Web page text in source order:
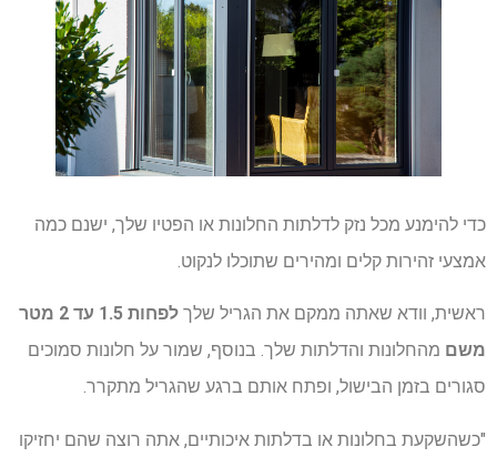
כדי להימנע מכל נזק לדלתות החלונות או הפטיו שלך, ישנם כמה
אמצעי זהירות קלים ומהירים שתוכלו לנקוט.
ראשית, וודא שאתה ממקם את הגריל שלך
לפחות 1.5 עד 2 מטר
משם מהחלונות והדלתות שלך. בנוסף, שמור על חלונות סמוכים
סגורים בזמן הבישול, ופתח אותם ברגע שהגריל מתקרר.
"כשהשקעת בחלונות או בדלתות איכותיים, אתה רוצה שהם יחזיקו